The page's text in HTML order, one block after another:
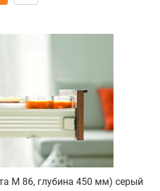
М 86, глубина 450 мм) серый